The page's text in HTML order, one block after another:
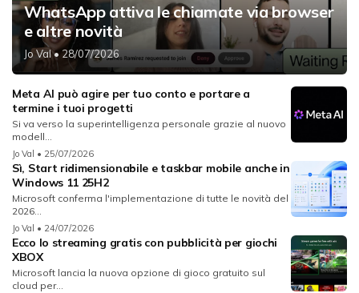
WhatsApp attiva le chiamate via browser
e altre novità
Jo Val• 28/07/2026
Meta AI può agire per tuo conto e portare a
termine i tuoi progetti
Si va verso la superintelligenza personale grazie al nuovo
modell...
Jo Val • 25/07/2026
Sì, Start ridimensionabile e taskbar mobile anche in
Windows 11 25H2
Microsoft conferma l'implementazione di tutte le novità del
2026...
Jo Val • 24/07/2026
Ecco lo streaming gratis con pubblicità per giochi
XBOX
Microsoft lancia la nuova opzione di gioco gratuito sul
cloud per...